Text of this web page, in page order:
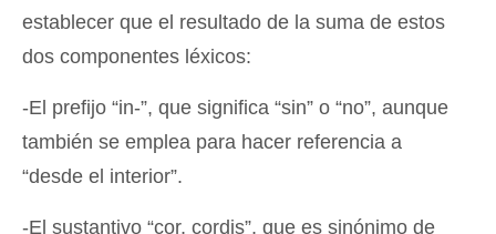
establecer que el resultado de la suma de estos
dos componentes léxicos:
-El prefijo “in-”, que significa “sin” o “no”, aunque
también se emplea para hacer referencia a
“desde el interior”.
-El sustantivo “cor, cordis”, que es sinónimo de